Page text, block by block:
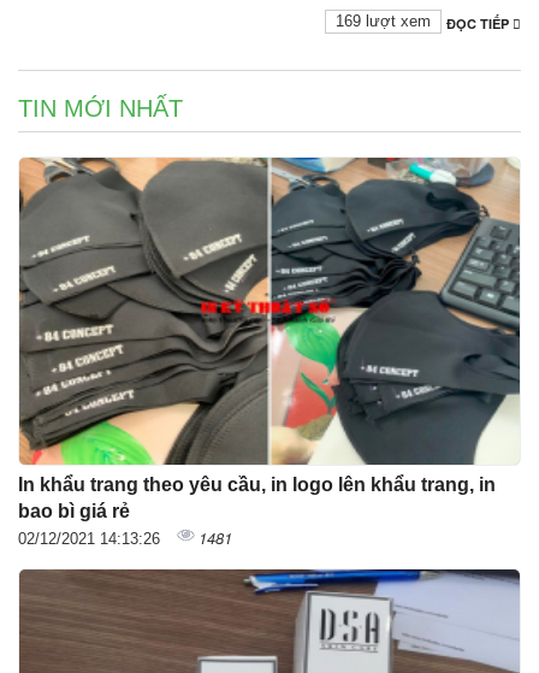
ĐỌC TIẾP
169 lượt xem
TIN MỚI NHẤT
In khẩu trang theo yêu cầu, in logo lên khẩu trang, in
bao bì giá rẻ
02/12/2021 14:13:26 1481